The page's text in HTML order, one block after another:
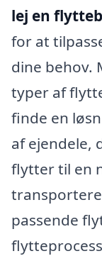
lej en
for at
dine behov.
typer af
finde en
af ejendele,
flytter til en
passende